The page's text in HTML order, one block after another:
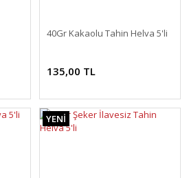
40Gr Kakaolu Tahin Helva 5'li
135,00 TL
YENİ